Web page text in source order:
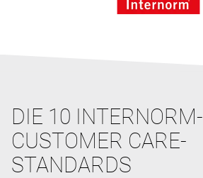
DIE 10 INTERNORM-
CUSTOMER CARE-
STANDARDS